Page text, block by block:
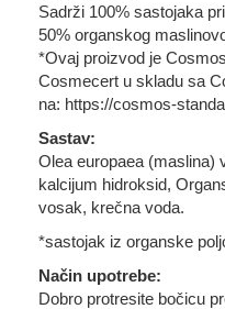
Sadrži 100% sastojaka
50% organskog
*Ovaj proizvod je
Cosmecert u skladu sa
na: https://cosmos-
Sastav:
Olea europaea (maslina)
kalcijum hidroksid,
vosak, krečna voda.
*sastojak iz organske
Način upotrebe:
Dobro protresite bočicu